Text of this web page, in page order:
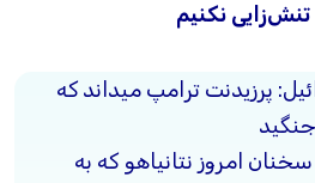
نکنیم
پرزیدنت ترامپ میداند که
امروز نتانیاهو که به